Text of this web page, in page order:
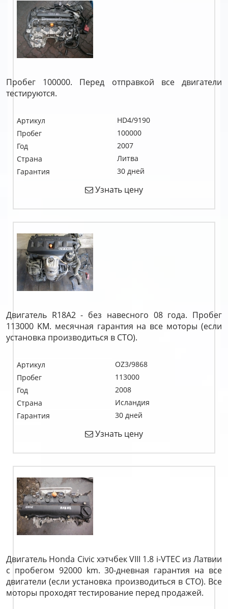
Пробег 100000. Перед отправкой все двигатели
тестируются.
Артикул
HD4/9190
Пробег
100000
Год
2007
Страна
Литва
Гарантия
30 дней
Узнать цену
Двигатель R18A2 - без навесного 08 года. Пробег
113000 KM. месячная гарантия на все моторы (если
установка производиться в СТО).
Артикул
OZ3/9868
Пробег
113000
Год
2008
Страна
Исландия
Гарантия
30 дней
Узнать цену
Двигатель Honda Civic хэтчбек VIII 1.8 i-VTEC из Латвии
с пробегом 92000 km. 30-дневная гарантия на все
двигатели (если установка производиться в СТО). Все
моторы проходят тестирование перед продажей.